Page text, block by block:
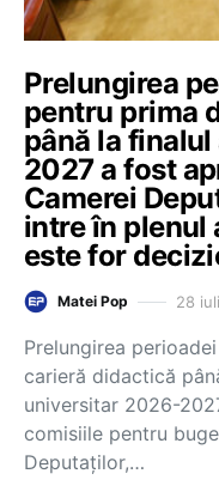
Prelungirea
pentru prima
până la
2027 a fost
Camerei
intre în plenul
este for
Matei Pop 28
Prelungirea
carieră didactică
universitar 2026-
comisiile pentru
Deputaților,…